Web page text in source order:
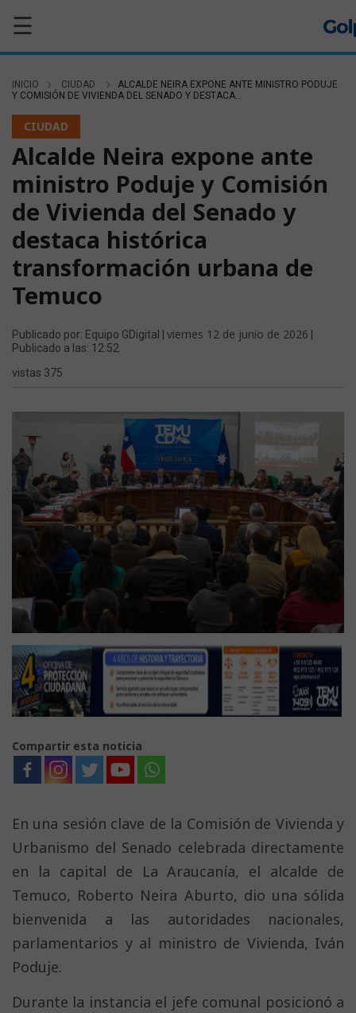
☰
INICIO CIUDAD
ALCALDE NEIRA EXPONE ANTE MINISTRO PODUJE
Y COMISIÓN DE VIVIENDA DEL SENADO Y DESTACA...
CIUDAD
Alcalde Neira expone ante
ministro Poduje y Comisión
de Vivienda del Senado y
destaca histórica
transformación urbana de
Temuco
Publicado por: Equipo GDigital | viernes 12 de junio de 2026
Publicado a las: 12:52
vistas 375
Compartir esta noticia
En una sesión clave de la Comisión de Vivienda y
Urbanismo del Senado celebrada directamente
en la capital de La Araucanía, el alcalde de
Temuco, Roberto Neira Aburto, dio una sólida
bienvenida a las autoridades nacionales,
parlamentarios y al ministro de Vivienda, Iván
Poduje.
Durante la instancia el jefe comunal posicionó a